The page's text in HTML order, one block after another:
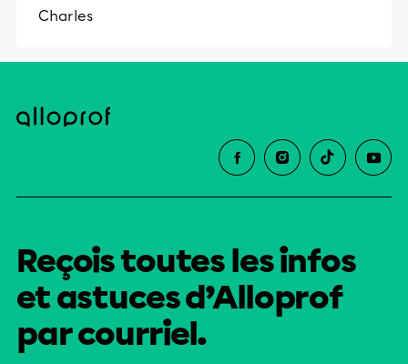
Charles
Reçois toutes les infos
et astuces d’Alloprof
par courriel.